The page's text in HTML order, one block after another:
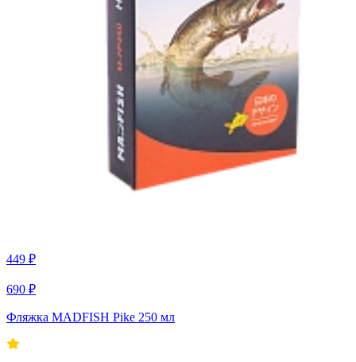
449 ₽
690 ₽
Фляжка MADFISH Pike 250 мл